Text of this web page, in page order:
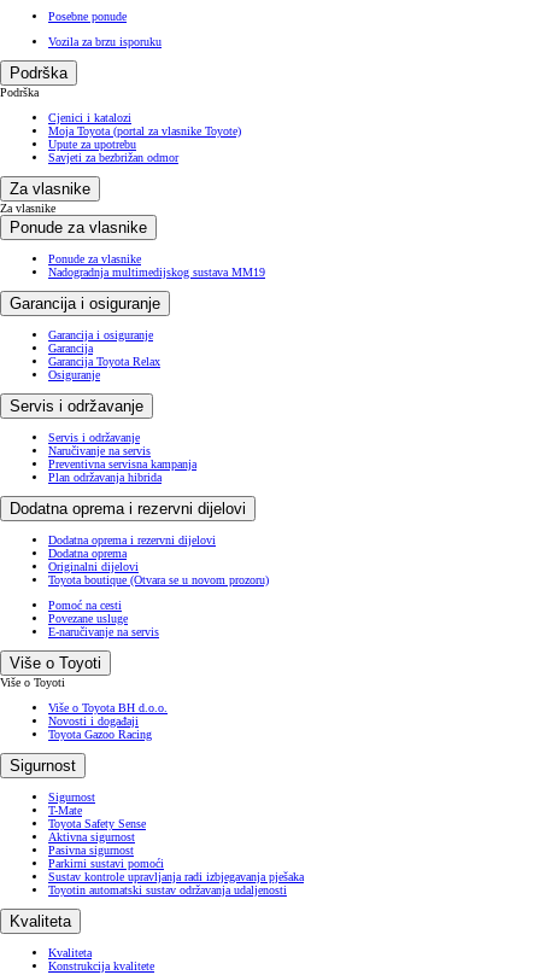
Posebne ponude
Vozila za brzu isporuku
Podrška
Podrška
Cjenici i katalozi
Moja Toyota (portal za vlasnike Toyote)
Upute za upotrebu
Savjeti za bezbrižan odmor
Za vlasnike
Za vlasnike
Ponude za vlasnike
Ponude za vlasnike
Nadogradnja multimedijskog sustava MM19
Garancija i osiguranje
Garancija i osiguranje
Garancija
Garancija Toyota Relax
Osiguranje
Servis i održavanje
Servis i održavanje
Naručivanje na servis
Preventivna servisna kampanja
Plan održavanja hibrida
Dodatna oprema i rezervni dijelovi
Dodatna oprema i rezervni dijelovi
Dodatna oprema
Originalni dijelovi
Toyota boutique (Otvara se u novom prozoru)
Pomoć na cesti
Povezane usluge
E-naručivanje na servis
Više o Toyoti
Više o Toyoti
Više o Toyota BH d.o.o.
Novosti i događaji
Toyota Gazoo Racing
Sigurnost
Sigurnost
T-Mate
Toyota Safety Sense
Aktivna sigurnost
Pasivna sigurnost
Parkirni sustavi pomoći
Sustav kontrole upravljanja radi izbjegavanja pješaka
Toyotin automatski sustav održavanja udaljenosti
Kvaliteta
Kvaliteta
Konstrukcija kvalitete